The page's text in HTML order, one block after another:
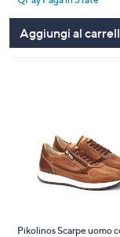
Aggiungi al
Pikolinos Scarpe uomo